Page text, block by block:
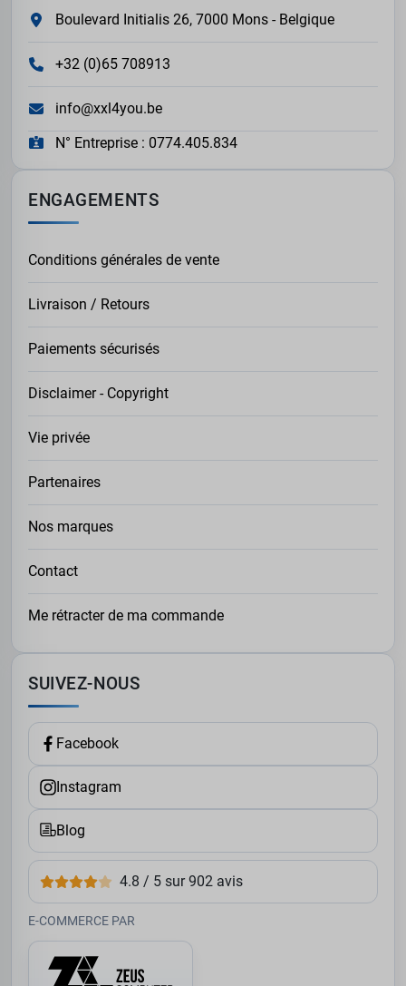
Boulevard Initialis 26, 7000 Mons - Belgique
+32 (0)65 708913
info@xxl4you.be
N° Entreprise : 0774.405.834
ENGAGEMENTS
Conditions générales de vente
Livraison / Retours
Paiements sécurisés
Disclaimer - Copyright
Vie privée
Partenaires
Nos marques
Contact
Me rétracter de ma commande
SUIVEZ-NOUS
Facebook
Instagram
Blog
4.8 / 5 sur 902 avis
E-COMMERCE PAR